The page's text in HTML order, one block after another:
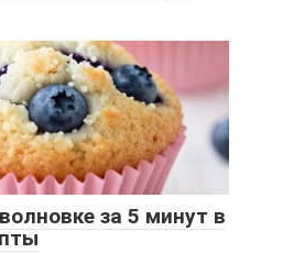
за 5 минут в